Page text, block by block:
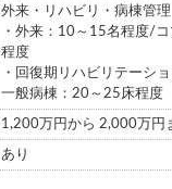
外来・リハビリ・病棟管理
・外来：10～15名程度/
程度
・回復期リハビリテーシ
一般病棟：20～25床程度
1,200万円から 2,000万円
あり